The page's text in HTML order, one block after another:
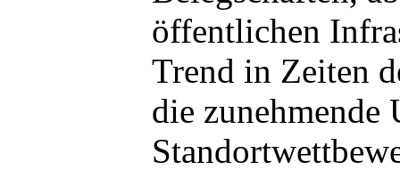
öffentlichen
Trend in Zeiten
die zunehmende